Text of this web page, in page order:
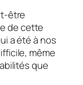
être
de cette
a été à nos
même
que